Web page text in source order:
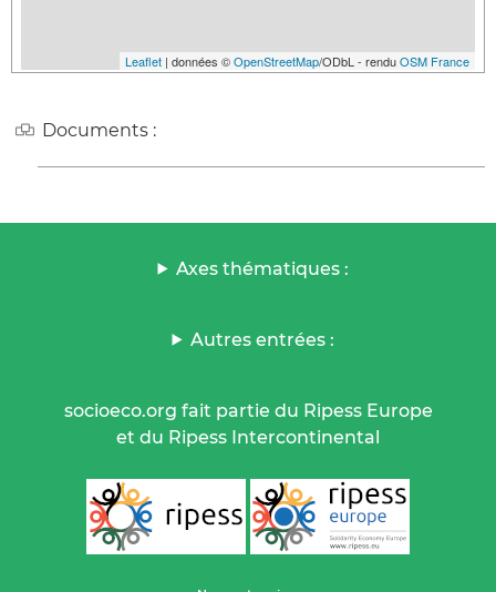
Leaflet | données ©OpenStreetMap/ODbL - renduOSM France
Documents :
Axes thématiques :
Autres entrées :
socioeco.org fait partie du Ripess Europe
et du Ripess Intercontinental